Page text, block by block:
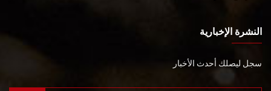
النشرة الإخبارية
سجل ليصلك أحدث الأخبار